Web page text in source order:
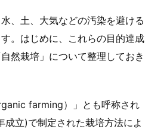
、土、大気などの汚染を避ける
。はじめに、これらの目的達成
然栽培」について整理しておき
farming）」とも呼称され
立)で制定された栽培方法によ